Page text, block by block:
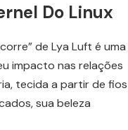
Do Linux
de Lya Luft é uma
impacto nas relações
tecida a partir de fios
sua beleza